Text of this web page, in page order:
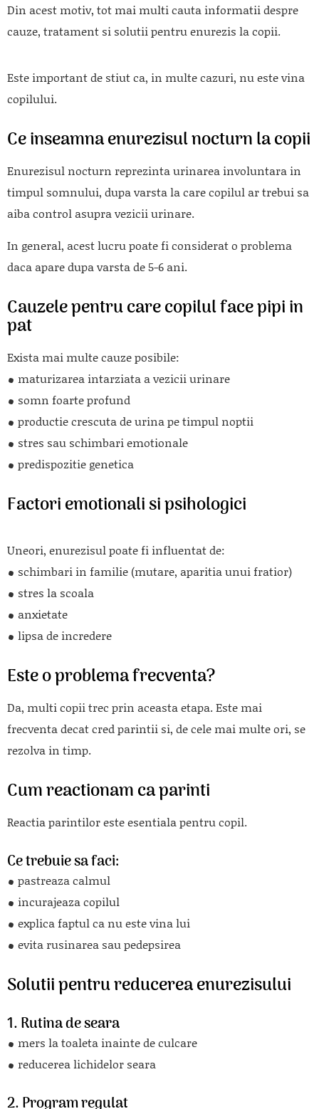
Din acest motiv, tot mai multi cauta informatii despre
cauze, tratament si solutii pentru enurezis la copii.
Este important de stiut ca, in multe cazuri, nu este vina
copilului.
Ce inseamna enurezisul nocturn la copii
Enurezisul nocturn reprezinta urinarea involuntara in
timpul somnului, dupa varsta la care copilul ar trebui sa
aiba control asupra vezicii urinare.
In general, acest lucru poate fi considerat o problema
daca apare dupa varsta de 5-6 ani.
Cauzele pentru care copilul face pipi in
pat
Exista mai multe cauze posibile:
maturizarea intarziata a vezicii urinare
somn foarte profund
productie crescuta de urina pe timpul noptii
stres sau schimbari emotionale
predispozitie genetica
Factori emotionali si psihologici
Uneori, enurezisul poate fi influentat de:
schimbari in familie (mutare, aparitia unui fratior)
stres la scoala
anxietate
lipsa de incredere
Este o problema frecventa?
Da, multi copii trec prin aceasta etapa. Este mai
frecventa decat cred parintii si, de cele mai multe ori, se
rezolva in timp.
Cum reactionam ca parinti
Reactia parintilor este esentiala pentru copil.
Ce trebuie sa faci:
pastreaza calmul
incurajeaza copilul
explica faptul ca nu este vina lui
evita rusinarea sau pedepsirea
Solutii pentru reducerea enurezisului
1. Rutina de seara
mers la toaleta inainte de culcare
reducerea lichidelor seara
2. Program regulat